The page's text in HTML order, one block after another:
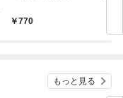
770
もっと見る